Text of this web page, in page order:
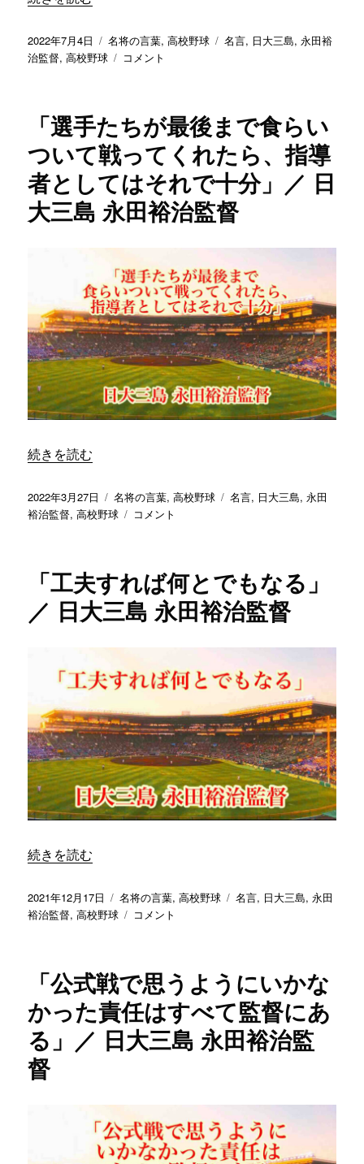
田
裕
督
に
投
稿
2022年7月4日
カ
テ
名将の言葉,高校野球
タ
名言, 日大三島,永田裕
治監督,高校野球
「気
強
い
方
が
勝
つ」
／
日
三
島
永
田
裕
治
監
督
に
コメント
「選手たちが最後まで食らい
ついて戦ってくれたら、指導
者としてはそれで十分」／ 日
大三島 永田裕治監督
“「選手たちが最後まで食らいついて戦ってくれたら、
続きを読む
投
稿
2022年3月27日
カ
テ
名将の言葉,高校野球
タ
名言, 日大三島,永田
裕治監督,高校野球
「選
が
最
後
食
ら
つ
い
て
戦
っ
て
く
導
者
て
は
そ
れ
で
日
大
三
コメント
「工夫すれば何とでもなる」
／ 日大三島 永田裕治監督
“「工夫すれば何とでもなる」／ 日大三島 永田裕治監督”
続きを読む
投
稿
2021年12月17日
カ
テ
名将の言葉,高校野球
タ
名言, 日大三島,永田
裕治監督,高校野球
「工
ば
何
と
で
も
日
大
三
コメント
「公式戦で思うようにいかな
かった責任はすべて監督にあ
る」／ 日大三島 永田裕治監
督